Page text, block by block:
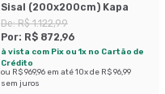
Sisal (200x200cm) Kapa
De:R$ 1.122,99
Por: R$ 872,96
à vista com Pix ou 1x no Cartão de
Crédito
ou R$ 969,96 em até10x de R$ 96,99
sem juros